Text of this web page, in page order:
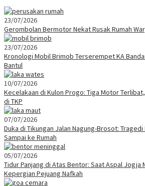
23/07/2026
Gerombolan Bermotor Nekat Rusak Rumah
23/07/2026
Kronologi Mobil Brimob Terserempet KA
Bantul
10/07/2026
Kecelakaan di Kulon Progo: Tiga Motor
di TKP
07/07/2026
Duka di Tikungan Jalan Nagung-Brosot: Tragedi
Sampai ke Rumah
05/07/2026
Tidur Panjang di Atas Bentor: Saat Aspal Jogja
Kepergian Pejuang Nafkah